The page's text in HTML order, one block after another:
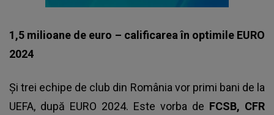
1,5 milioane de euro – calificarea în optimile EURO
2024
Și trei echipe de club din România vor primi bani de la
UEFA, după EURO 2024. Este vorba de FCSB, CFR